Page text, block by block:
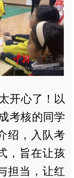
开心了！以
考核的同学
绍，入队考
，旨在让孩
担当，让红